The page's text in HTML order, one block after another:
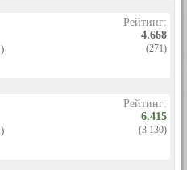
Рейтинг:
4.668
(271)
Рейтинг:
6.415
(3 130)